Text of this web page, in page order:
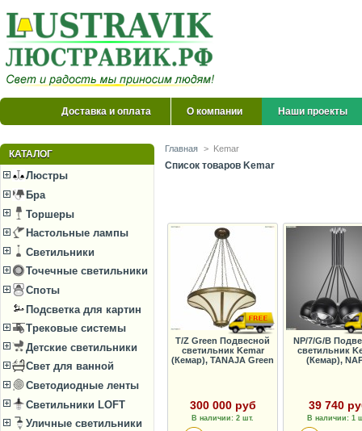
Доставка и оплата О компании Наши проекты
КАТАЛОГ
Люстры
Бра
Торшеры
Настольные лампы
Светильники
Точечные светильники
Споты
Подсветка для картин
Трековые системы
Детские светильники
Свет для ванной
Светодиодные ленты
Светильники LOFT
Уличные светильники
Главная > Kemar
Список товаров Kemar
T/Z Green Подвесной
светильник Kemar
(Кемар), TANAJA Green
300 000 руб
В наличии: 2 шт.
NP/7/G/B
светильник
(Кемар),
39 740
В наличии: 1